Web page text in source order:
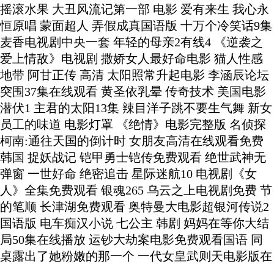
摇滚水果 大丑风流记第一部 电影 爱有来生 我心永
恒原唱 蒙面超人 弄假成真国语版 十万个冷笑话9集
麦香电视剧中央一套 年轻的母亲2有线4 《逆袭之
爱上情敌》电视剧 撒娇女人最好命电影 猫人性感
地带 阿甘正传 高清 太阳照常升起电影 李涵辰论坛
突围37集在线观看 黄圣依乳晕 传奇技术 美国电影
潜伏1 主君的太阳13集 辣目洋子跳不要生气舞 新女
员工的味道 电影灯罩 《绝情》电影完整版 名侦探
柯南:通往天国的倒计时 女朋友高清在线观看免费
韩国 捉妖战记 铠甲勇士铠传免费观看 绝世武神无
弹窗 一世好命 绝密追击 星际迷航10 电视剧《女
人》全集免费观看 银魂265 乌云之上电视剧免费 节
的笔顺 长津湖免费观看 奥特曼大电影超银河传说2
国语版 电车痴汉小说 七公主 韩剧 妈妈在等你大结
局50集在线播放 运钞大劫案电影免费观看国语 同
桌露出了她粉嫩的那一个 一代女皇武则天电影版在